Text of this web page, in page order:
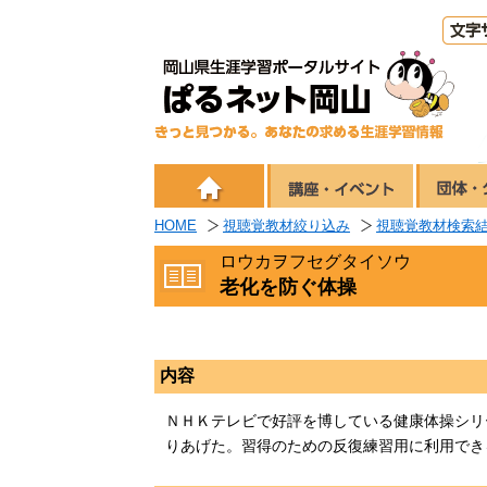
HOME 視聴覚教材絞り込み 視聴覚教材検索
ロウカヲフセグタイソウ
老化を防ぐ体操
内容
ＮＨＫテレビで好評を博している健康体操シ
りあげた。習得のための反復練習用に利用で